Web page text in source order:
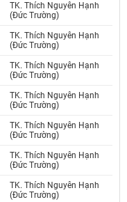
TK. Thích Nguyên Hạnh
(Đức Trường)
TK. Thích Nguyên Hạnh
(Đức Trường)
TK. Thích Nguyên Hạnh
(Đức Trường)
TK. Thích Nguyên Hạnh
(Đức Trường)
TK. Thích Nguyên Hạnh
(Đức Trường)
TK. Thích Nguyên Hạnh
(Đức Trường)
TK. Thích Nguyên Hạnh
(Đức Trường)